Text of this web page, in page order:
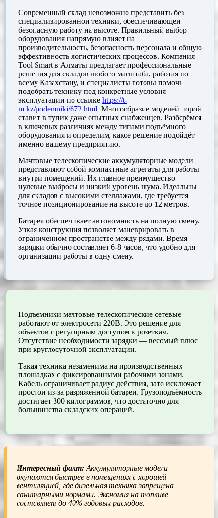
Современный склад невозможно представить без
специализированной техники, обеспечивающей
безопасную работу на высоте. Правильный выбор
оборудования напрямую влияет на
производительность, безопасность персонала и общую
эффективность логистических процессов. Компания
Tool Smart в Алматы предлагает профессиональные
решения для складов любого масштаба, работая по
всему Казахстану, и специалисты готовы помочь
подобрать технику под конкретные условия
эксплуатации по ссылке https://t-
m.kz/podemniki/672.html. Многообразие моделей порой
ставит в тупик даже опытных снабженцев. Разберёмся
в ключевых различиях между типами подъёмного
оборудования и определим, какое решение подойдёт
именно вашему предприятию.
Мачтовые телескопические аккумуляторные модели
представляют собой компактные агрегаты для работы
внутри помещений. Их главное преимущество —
нулевые выбросы и низкий уровень шума. Идеальны
для складов с высокими стеллажами, где требуется
точное позиционирование на высоте до 12 метров.
Батарея обеспечивает автономность на полную смену.
Узкая конструкция позволяет маневрировать в
ограниченном пространстве между рядами. Время
зарядки обычно составляет 6-8 часов, что удобно для
организации работы в одну смену.
Подъемники мачтовые телескопические сетевые
работают от электросети 220В. Это решение для
объектов с регулярным доступом к розеткам.
Отсутствие необходимости зарядки — весомый плюс
при круглосуточной эксплуатации.
Такая техника незаменима на производственных
площадках с фиксированными рабочими зонами.
Кабель ограничивает радиус действия, зато исключает
простои из-за разряженной батареи. Грузоподъёмность
достигает 300 килограммов, что достаточно для
большинства складских операций.
Интересный факт: Аккумуляторные модели
окупаются быстрее в помещениях с хорошей
вентиляцией, где дизельная техника запрещена
санитарными нормами. Экономия на топливе
составляет до 40% годовых расходов.